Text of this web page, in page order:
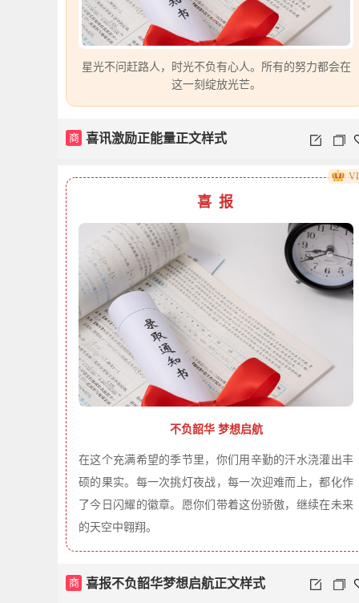
星光不问赶路人，时光不负有心人。所有的努力都会在
这一刻绽放光芒。
商 喜讯激励正能量正文样式
喜 报
不负韶华 梦想启航
在这个充满希望的季节里，你们用辛勤的汗水浇灌出丰
硕的果实。每一次挑灯夜战，每一次迎难而上，都化作
了今日闪耀的徽章。愿你们带着这份骄傲，继续在未来
的天空中翱翔。
商 喜报不负韶华梦想启航正文样式